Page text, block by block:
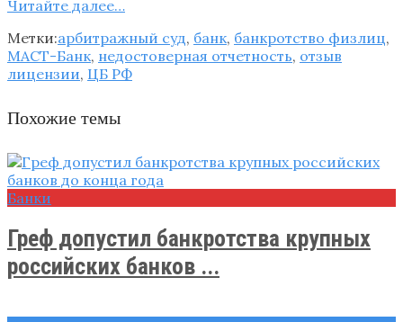
Читайте далее…
Метки:арбитражный суд, банк, банкротство физлиц,
МАСТ-Банк, недостоверная отчетность, отзыв
лицензии, ЦБ РФ
Похожие темы
Банки
Греф допустил банкротства крупных
российских банков ...